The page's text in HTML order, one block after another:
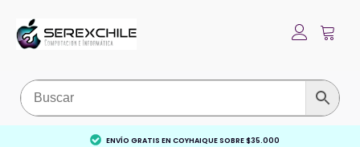
ENVÍO GRATIS EN COYHAIQUE SOBRE $35.000